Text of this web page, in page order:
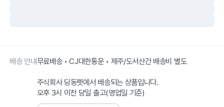
배송 안내무료배송 • CJ대한통운 • 제주/도서산간 배송비 별도
주식회사 딩동펫에서 배송되는 상품입니다.
오후 3시 이전 당일 출고(영업일 기준)